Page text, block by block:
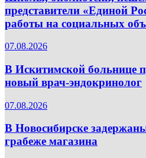
представители «Единой
работы на социальных
07.08.2026
В Искитимской больнице
новый врач-эндокринолог
07.08.2026
В Новосибирске
грабеже магазина